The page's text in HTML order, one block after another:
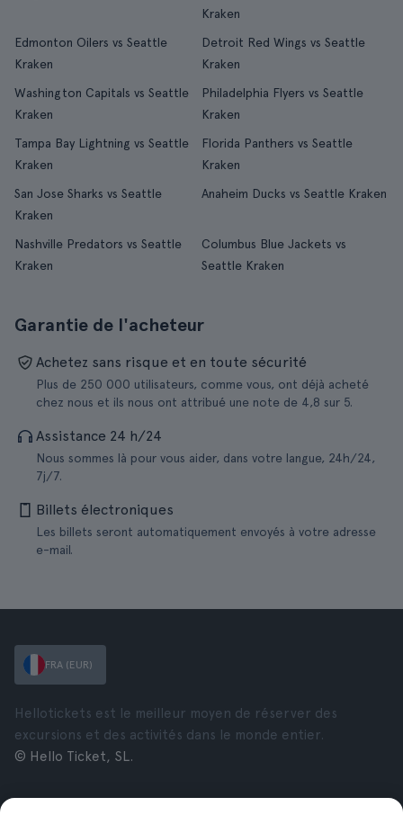
Kraken
Edmonton Oilers vs Seattle
Kraken
Detroit Red Wings vs Seattle
Kraken
Washington Capitals vs Seattle
Kraken
Philadelphia Flyers vs Seattle
Kraken
Tampa Bay Lightning vs Seattle
Kraken
Florida Panthers vs Seattle
Kraken
San Jose Sharks vs Seattle
Kraken
Anaheim Ducks vs Seattle Kraken
Nashville Predators vs Seattle
Kraken
Columbus Blue Jackets vs
Seattle Kraken
Garantie de l'acheteur
Achetez sans risque et en toute sécurité
Plus de 250 000 utilisateurs, comme vous, ont déjà acheté
chez nous et ils nous ont attribué une note de 4,8 sur 5.
Assistance 24 h/24
Nous sommes là pour vous aider, dans votre langue, 24h/24,
7j/7.
Billets électroniques
Les billets seront automatiquement envoyés à votre adresse
e-mail.
FRA (EUR)
Hellotickets est le meilleur moyen de réserver des
excursions et des activités dans le monde entier.
© Hello Ticket, SL.